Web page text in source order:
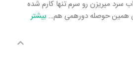
سرد میریزن رو سرم تنها کارم شده
همین حوصله دورهمی هم… بیشتر